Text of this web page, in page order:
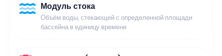
Модуль стока
Объём воды, стекающей с определенной площади
бассейна в единицу времени